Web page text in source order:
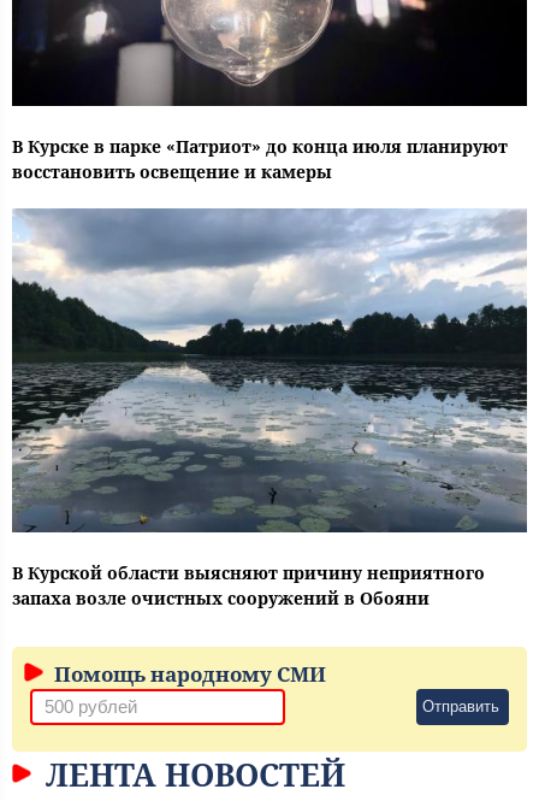
В Курске в парке «Патриот» до конца июля планируют
восстановить освещение и камеры
В Курской области выясняют причину неприятного
запаха возле очистных сооружений в Обояни
Помощь народному СМИ
Отправить
ЛЕНТА НОВОСТЕЙ